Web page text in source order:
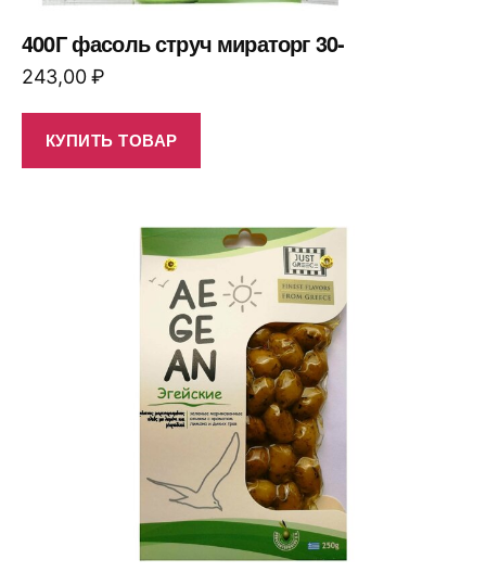
400Г фасоль струч мираторг 30-
243,00₽
КУПИТЬ ТОВАР